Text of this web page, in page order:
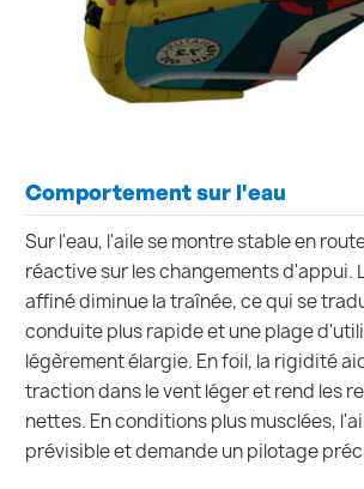
Comportement sur l'eau
Sur l'eau, l'aile se montre stable en
réactive sur les changements d'appui.
affiné diminue la traînée, ce qui se
conduite plus rapide et une plage
légèrement élargie. En foil, la rigidité
traction dans le vent léger et rend les
nettes. En conditions plus musclées,
prévisible et demande un pilotage